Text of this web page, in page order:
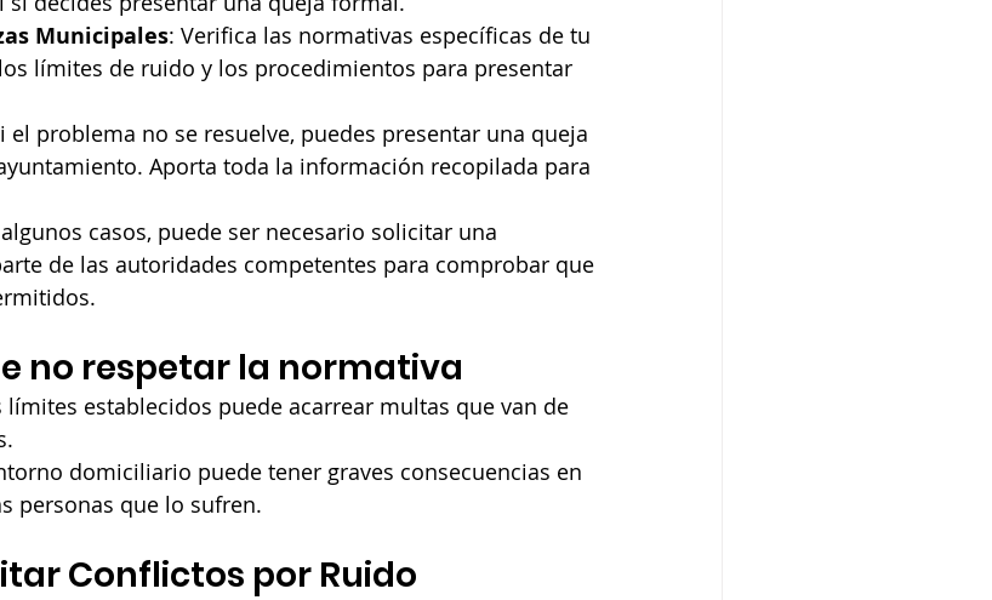
Municipales: Verifica las normativas específicas de tu
límites de ruido y los procedimientos para presentar
el problema no se resuelve, puedes presentar una queja
Aporta toda la información recopilada para
casos, puede ser necesario solicitar una
de las autoridades competentes para comprobar que
no respetar la normativa
establecidos puede acarrear multas que van de
domiciliario puede tener graves consecuencias en
personas que lo sufren.
Conflictos por Ruido